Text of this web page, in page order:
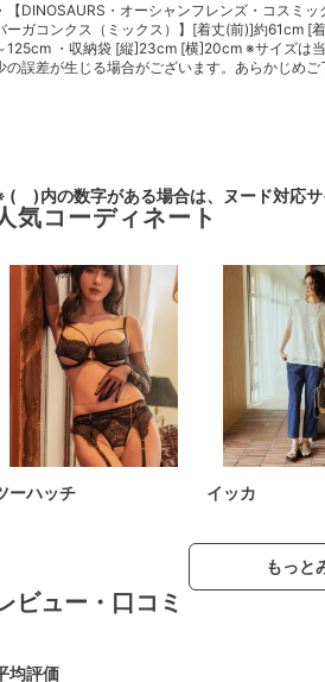
・【DINOSAURS・オーシャンフレンズ・コスミ
ーガコンクス（ミックス）】[着丈(前)]約61cm [
125cm ・収納袋 [縦]23cm [横]20cm ※サイズは
の誤差が生じる場合がございます。あらかじめご
( )内の数字がある場合は、ヌード対応サ
気コーディネート
ーハッチ イッカ
もっと
ビュー・口コミ
均評価